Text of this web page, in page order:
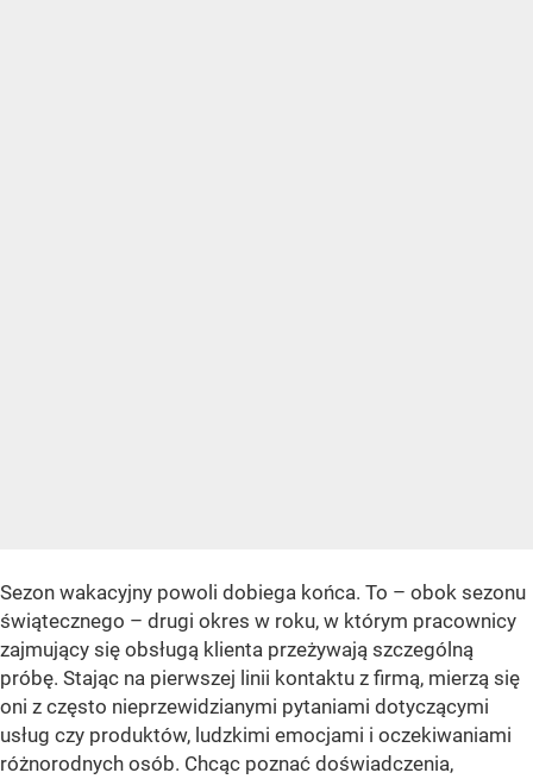
Sezon wakacyjny powoli dobiega końca. To – obok sezonu
świątecznego – drugi okres w roku, w którym pracownicy
zajmujący się obsługą klienta przeżywają szczególną
próbę. Stając na pierwszej linii kontaktu z firmą, mierzą się
oni z często nieprzewidzianymi pytaniami dotyczącymi
usług czy produktów, ludzkimi emocjami i oczekiwaniami
różnorodnych osób. Chcąc poznać doświadczenia,